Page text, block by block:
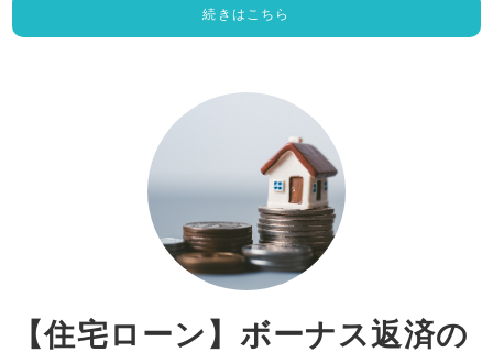
続きはこちら
【住宅ローン】ボーナス返済の